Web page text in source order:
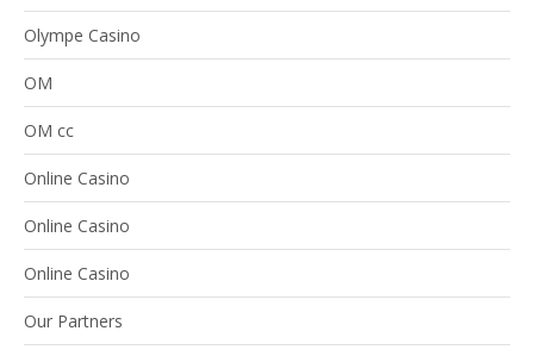
Olympe Casino
OM
OM cc
Online Casino
Online Casino
Online Casino
Our Partners